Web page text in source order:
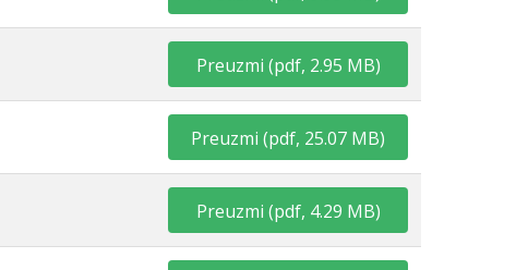
Preuzmi (pdf, 2.95 MB)
Preuzmi (pdf, 25.07 MB)
Preuzmi (pdf, 4.29 MB)